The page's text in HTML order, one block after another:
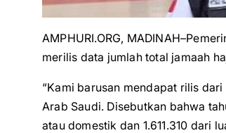
AMPHURI.ORG,
merilis data jumlah total jamaah
“Kami barusan mendapat rilis dari
Arab Saudi. Disebutkan bahwa
atau domestik dan 1.611.310 dari